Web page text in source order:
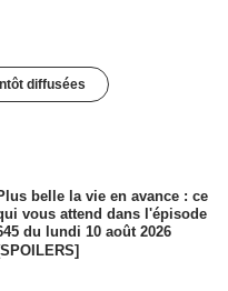
diffusées
belle la vie en avance : ce
vous attend dans l'épisode
du lundi 10 août 2026